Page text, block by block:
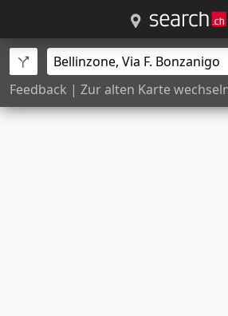
Feedback | Zur alten Karte